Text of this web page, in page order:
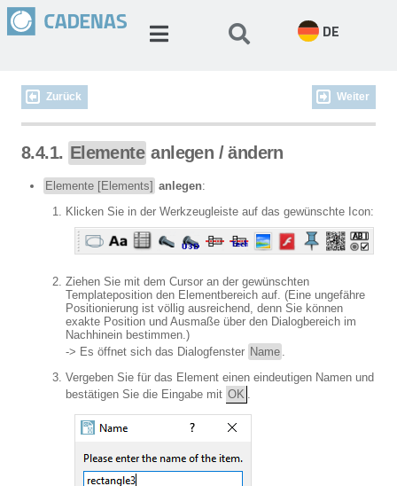
DE
Zurück Weiter
8.4.1. Elemente anlegen / ändern
Elemente [Elements] anlegen:
Klicken Sie in der Werkzeugleiste auf das gewünschte Icon:
Ziehen Sie mit dem Cursor an der gewünschten
Templateposition den Elementbereich auf. (Eine ungefähre
Positionierung ist völlig ausreichend, denn Sie können
exakte Position und Ausmaße über den Dialogbereich im
Nachhinein bestimmen.)
-> Es öffnet sich das Dialogfenster Name .
Vergeben Sie für das Element einen eindeutigen Namen und
bestätigen Sie die Eingabe mit OK .